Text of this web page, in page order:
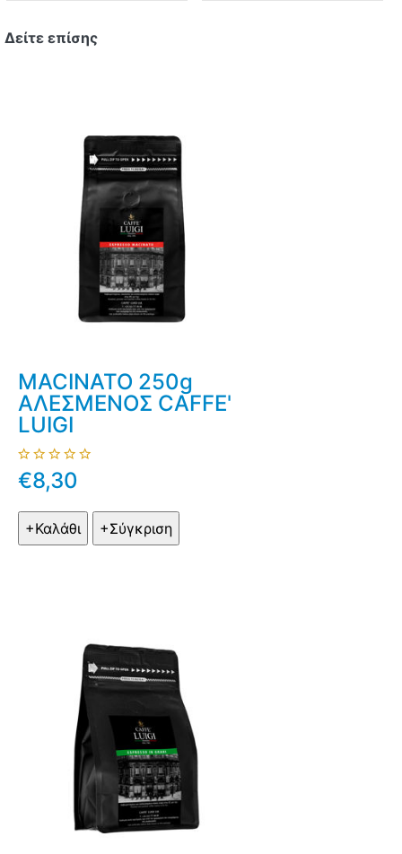
Δείτε επίσης
MACINATO 250g
ΑΛΕΣΜΕΝΟΣ CAFFE'
LUIGI
€8,30